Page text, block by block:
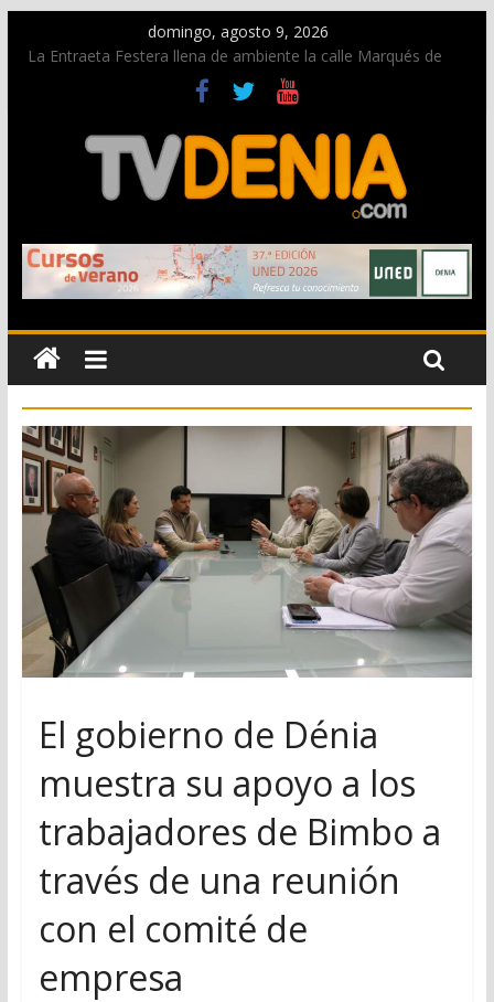
domingo, agosto 9, 2026
La Entraeta Festera llena de ambiente la calle Marqués de
Campo con la recepción a la Capitanía Cristiana
Dos personas fallecen en un grave accidente en la N-332
entre Benissa y Calp
Una nueva oportunidad para donar sangre en Cruz Roja
El bando moro protagonista en la Segunda Entraeta Festera
Paco Adsuar dona al Arxiu de Dénia más de 50.000 imágenes
de la memoria visual de la ciudad
El gobierno de Dénia
muestra su apoyo a los
trabajadores de Bimbo a
través de una reunión
con el comité de
empresa